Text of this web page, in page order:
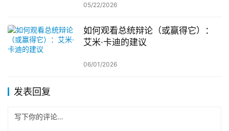
05/22/2026
如何观看总统辩论（或赢得它）：
艾米·卡迪的建议
06/01/2026
发表回复